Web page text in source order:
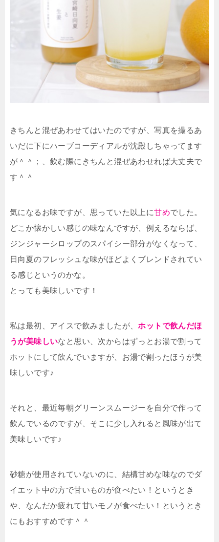
きちんと混ぜあわせてはいたのですが、写真を撮るあ
いだに下にハーブコーディアルが沈殿しちゃってます
が＾＾；、飲む際にきちんと混ぜあわせれば大丈夫で
す＾＾
気になるお味ですが、思っていた以上に甘めでした。
どこか懐かしい感じの味なんですが、例えるならば、
ジンジャーシロップのスパイシー部分がなくなって、
日向夏のフレッシュな味がほどよくブレンドされてい
る感じというのかな。
とっても美味しいです！
私は最初、アイスで飲みましたが、ホットで飲んだほ
うが美味しいなと思い、次からはずっとお湯で割って
ホットにして飲んでいますが、お湯で割ったほうが美
味しいです♪
それと、最近毎朝グリーンスムージーを自分で作って
飲んでいるのですが、そこに少し入れると風味が出て
美味しいです♪
砂糖が使用されていないのに、結構甘めな味なのでダ
イエット中の方で甘いものが食べたい！というとき
や、なんだか疲れて甘いモノが食べたい！というとき
にもおすすめです＾＾